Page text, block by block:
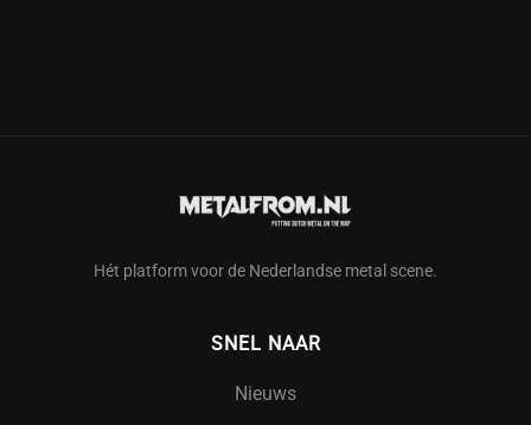
Hét platform voor de Nederlandse metal scene.
SNEL NAAR
Nieuws